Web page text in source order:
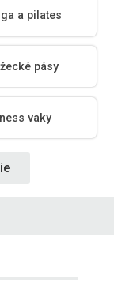
a pilates
pásy
vaky